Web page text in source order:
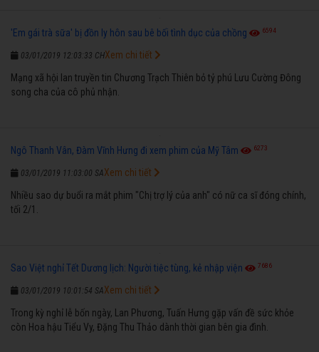
'Em gái trà sữa' bị đồn ly hôn sau bê bối tình dục của chồng 6594
03/01/2019 12:03:33 CH
Mạng xã hội lan truyền tin Chương Trạch Thiên bỏ tỷ phú Lưu Cường Đông
song cha của cô phủ nhận.
Xem chi tiết
Ngô Thanh Vân, Đàm Vĩnh Hưng đi xem phim của Mỹ Tâm 6273
03/01/2019 11:03:00 SA
Nhiều sao dự buổi ra mắt phim "Chị trợ lý của anh" có nữ ca sĩ đóng chính,
tối 2/1.
Xem chi tiết
Sao Việt nghỉ Tết Dương lịch: Người tiệc tùng, kẻ nhập viện 7686
03/01/2019 10:01:54 SA
Trong kỳ nghỉ lễ bốn ngày, Lan Phương, Tuấn Hưng gặp vấn đề sức khỏe
còn Hoa hậu Tiểu Vy, Đặng Thu Thảo dành thời gian bên gia đình.
Xem chi tiết